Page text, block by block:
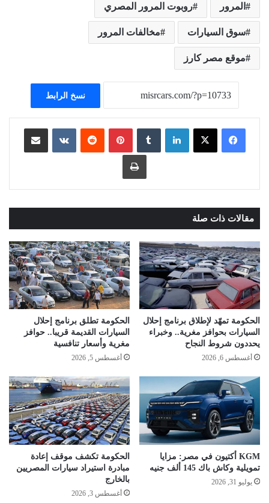
المرور روبوت المرور المصري
سوق السيارات مخالفات المرور
موقع مصر كارز
نسخ الرابط
لينكدإن ‏Tumblr بينتيريست
‏Reddit
‏VKontakte مشاركة عبر البريد
طباعة
مقالات ذات صلة
الحكومة تمهّد لإطلاق برنامج إحلال
السيارات بحوافز مغرية.. وخبراء
يحددون شروط النجاح
أغسطس 6, 2026
الحكومة تطلق برنامج إحلال
السيارات القديمة قريبا.. حوافز
مغرية وأسعار تنافسية
أغسطس 5, 2026
KGM أكتيون في مصر: مزايا
تمويلية وكاش باك 145 ألف جنيه
يوليو 31, 2026
الحكومة تكشف موقف إعادة
مبادرة استيراد سيارات المصريين
بالخارج
أغسطس 3, 2026